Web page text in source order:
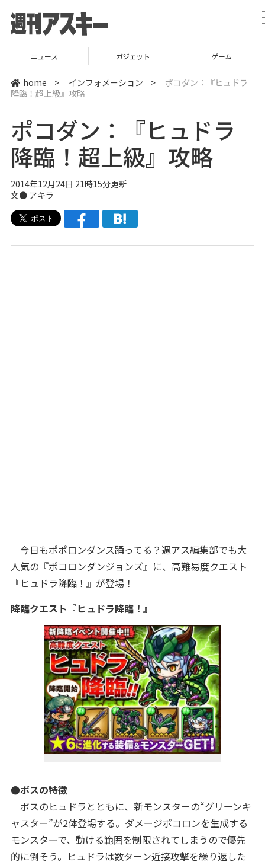
ニュース ガジェット ゲーム
home > インフォメーション >
ポコダン：『ヒュドラ
降臨！超上級』攻略
ポコダン：『ヒュドラ
降臨！超上級』攻略
2014年12月24日 21時15分更新
文● アキラ
今日もポポロンダンス踊ってる？ 週アス編集部でも大
人気の『ポコロンダンジョンズ』に、高難易度クエスト
『ヒュドラ降臨！ 』 が登場！
降臨クエスト『ヒュドラ降臨！』
●ボスの特徴
ボスのヒュドラとともに、新モンスターの“グリーンキ
ャスター”が2体登場する。ダメージポコロンを生成する
モンスターで、動ける範囲を制限されてしまうので優先
的に倒そう。ヒュドラは数ターン近接攻撃を繰り返した